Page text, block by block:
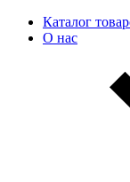
Каталог
О нас